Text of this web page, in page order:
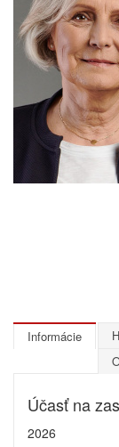
Informácie
Účasť na
2026